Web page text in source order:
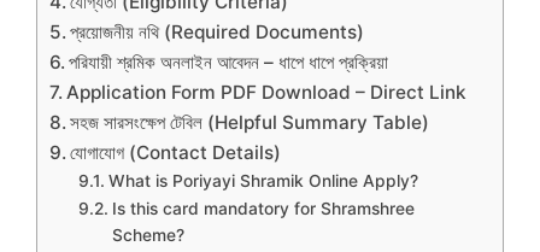
প্রয়োজনীয় নথি (Required Documents)
পরিযায়ী শ্রমিক অনলাইন আবেদন – ধাপে ধাপে প্রক্রিয়া
Application Form PDF Download – Direct Link
সহজ সারসংক্ষেপ টেবিল (Helpful Summary Table)
যোগাযোগ (Contact Details)
What is Poriyayi Shramik Online Apply?
Is this card mandatory for Shramshree
Scheme?